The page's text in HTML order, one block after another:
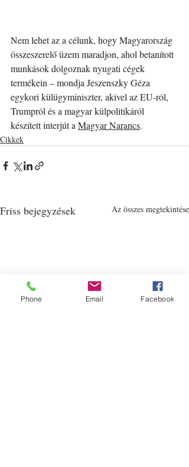
Nem lehet az a célunk, hogy Magyarország
összeszerelő üzem maradjon, ahol betanított
munkások dolgoznak nyugati cégek
termékein – mondja Jeszenszky Géza
egykori külügyminiszter, akivel az EU-ról,
Trumpról és a magyar külpolitikáról
készített interjút a Magyar Narancs.
Cikkek
Friss bejegyzések Az összes megtekintése
Phone Email Facebook